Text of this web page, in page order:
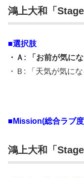
鴻上大和「
■選択肢
・Ａ: 「お前が気に
・Ｂ: 「天気が気にな
■Mission(総合ラブ
鴻上大和「